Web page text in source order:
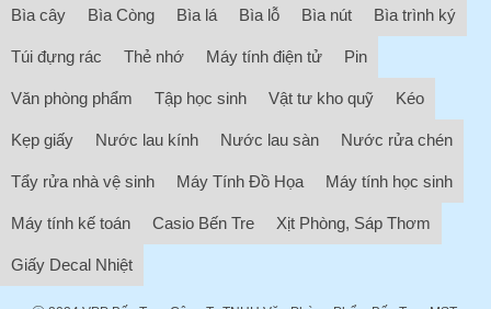
Bìa cây Bìa Còng Bìa lá Bìa lỗ Bìa nút Bìa trình ký
Túi đựng rác Thẻ nhớ Máy tính điện tử Pin
Văn phòng phẩm Tập học sinh Vật tư kho quỹ Kéo
Kẹp giấy Nước lau kính Nước lau sàn Nước rửa chén
Tẩy rửa nhà vệ sinh Máy Tính Đồ Họa Máy tính học sinh
Máy tính kế toán Casio Bến Tre Xịt Phòng, Sáp Thơm
Giấy Decal Nhiệt